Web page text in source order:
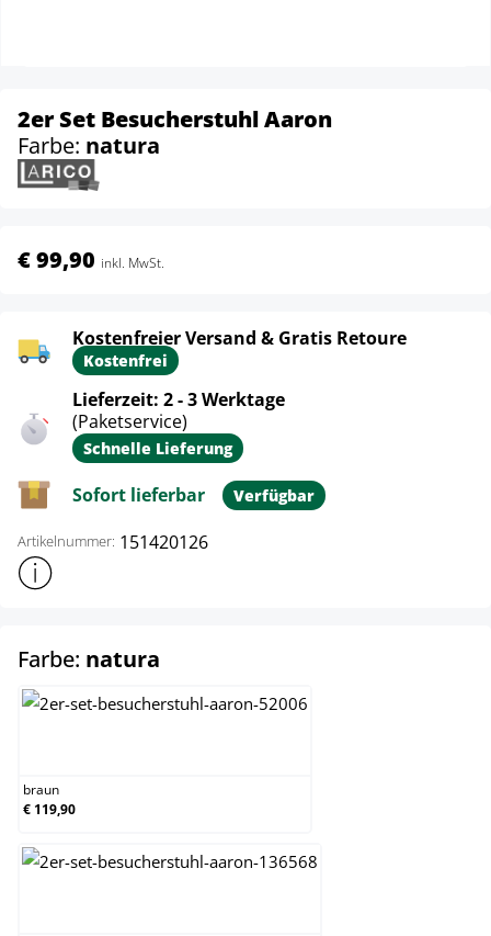
2er Set Besucherstuhl Aaron
Farbe: natura
€ 99,90 inkl. MwSt.
Kostenfreier Versand & Gratis Retoure
Kostenfrei
Lieferzeit: 2 - 3 Werktage
(Paketservice)
Schnelle Lieferung
Sofort lieferbar Verfügbar
Artikelnummer: 151420126
Weitere Produktinformationen anzeigen
Farbe: natura
braun
€ 119,90